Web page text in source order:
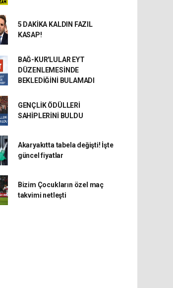
5 DAKİKA KALDIN FAZIL
KASAP!
BAĞ-KUR'LULAR EYT
DÜZENLEMESİNDE
BEKLEDİĞİNİ BULAMADI
GENÇLİK ÖDÜLLERİ
SAHİPLERİNİ BULDU
Akaryakıtta tabela değişti! İşte
güncel fiyatlar
Bizim Çocukların özel maç
takvimi netleşti